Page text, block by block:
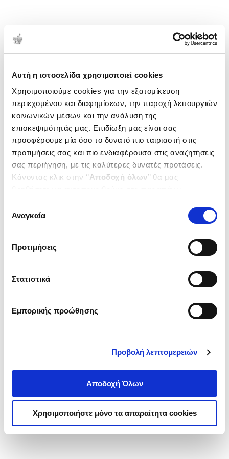
Αυτή η ιστοσελίδα χρησιμοποιεί cookies
Χρησιμοποιούμε cookies για την εξατομίκευση
περιεχομένου και διαφημίσεων, την παροχή λειτουργιών
κοινωνικών μέσων και την ανάλυση της
επισκεψιμότητάς μας. Επιδίωξη μας είναι σας
προσφέρουμε μία όσο το δυνατό πιο ταιριαστή στις
προτιμήσεις σας και πιο ενδιαφέρουσα στις αναζητήσεις
σας περιήγηση, με τις καλύτερες δυνατές προτάσεις.
Κάνοντας κλικ στην ‘’Αποδοχή όλων’’ θα μας
ενδιαφέρουν και να επιλέξετε από τα παρακάτω με την
΄΄και να ενημερωθείτε σχετικά με
συγκατάθεσης
Αναγκαία
Προτιμήσεις
Στατιστικά
Εμπορικής προώθησης
Προβολή λεπτομερειών
Αποδοχή Όλων
Χρησιμοποιήστε μόνο τα απαραίτητα cookies